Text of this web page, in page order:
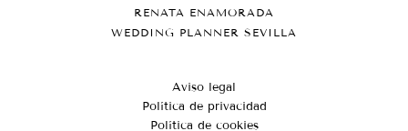
RENATA ENAMORADA
WEDDING PLANNER SEVILLA
Aviso legal
Política de privacidad
Política de cookies